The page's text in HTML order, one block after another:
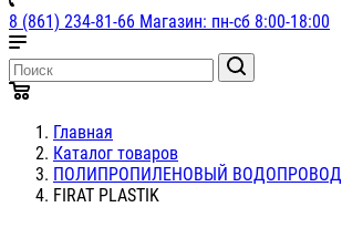
8 (861) 234-81-66 Магазин: пн-сб 8:00-18:00
Главная
Каталог товаров
ПОЛИПРОПИЛЕНОВЫЙ ВОДОПРОВОД
FIRAT PLASTIK